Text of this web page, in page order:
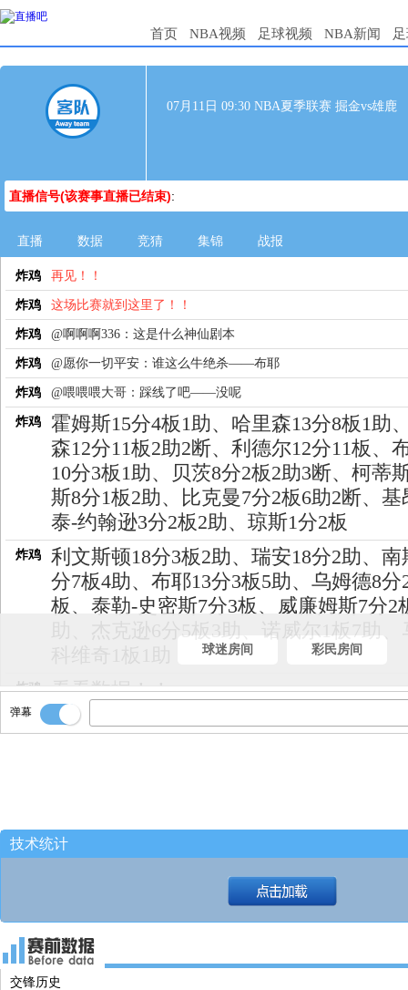
首页 NBA视频 足球视频 NBA新闻
07月11日 09:30 NBA夏季联赛 掘金vs雄鹿
直播信号(该赛事直播已结束):
直播 数据 竞猜 集锦 战报
炸鸡 再见！！
炸鸡 这场比赛就到这里了！！
炸鸡 @啊啊啊336：这是什么神仙剧本
炸鸡 @愿你一切平安：谁这么牛绝杀——布耶
炸鸡 @喂喂喂大哥：踩线了吧——没呢
炸鸡
霍姆斯15分4板1助、哈里森13分8板1助
森12分11板2助2断、利德尔12分11板、
10分3板1助、贝茨8分2板2助3断、柯蒂
斯8分1板2助、比克曼7分2板6助2断、基
泰-约翰逊3分2板2助、琼斯1分2板
炸鸡
利文斯顿18分3板2助、瑞安18分2助、南
分7板4助、布耶13分3板5助、乌姆德8分
板、泰勒-史密斯7分3板、威廉姆斯7分2
助、杰克逊6分5板3助、诺威尔1板7助、
炸鸡 看看数据！！
炸鸡 雄鹿绝杀掘金！！！！
炸鸡 三分一箭穿心！！！！！[雄鹿90-89掘
炸鸡 球划出一道美丽的弧线！！
后撤步虚晃一枪！！
球迷房间 彩民房间
弹幕
技术统计
交锋历史